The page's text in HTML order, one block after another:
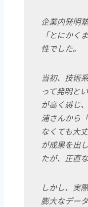
企業内発明
「とにかく
性でした。
当初、技術
って発明と
が高く感じ
浦さんから
なくても大
が成果を出
たが、正直
しかし、実
膨大なデー